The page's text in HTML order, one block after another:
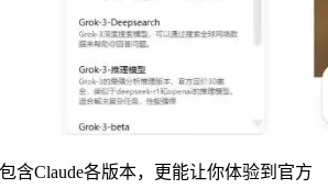
含Claude各版本，更能让你体验到官方